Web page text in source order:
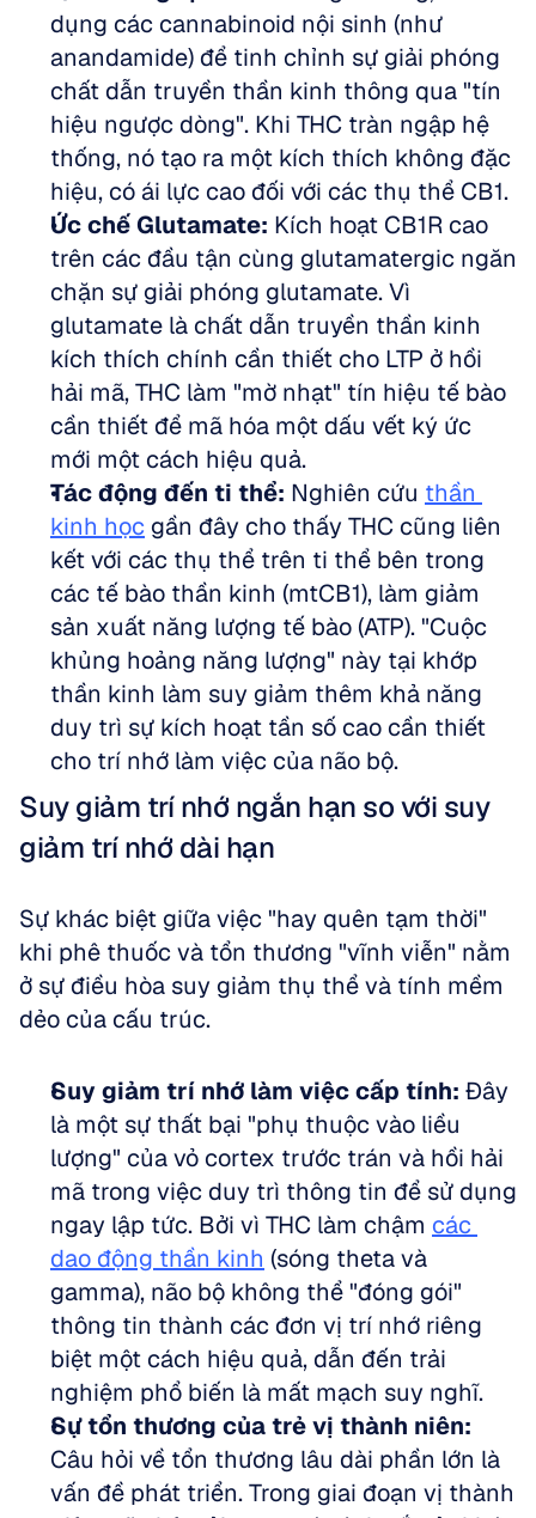
dụng các cannabinoid nội sinh (như
anandamide) để tinh chỉnh sự giải phóng
chất dẫn truyền thần kinh thông qua "tín
hiệu ngược dòng". Khi THC tràn ngập hệ
thống, nó tạo ra một kích thích không đặc
hiệu, có ái lực cao đối với các thụ thể CB1.
Ức chế Glutamate: Kích hoạt CB1R cao
trên các đầu tận cùng glutamatergic ngăn
chặn sự giải phóng glutamate. Vì
glutamate là chất dẫn truyền thần kinh
kích thích chính cần thiết cho LTP ở hồi
hải mã, THC làm "mờ nhạt" tín hiệu tế bào
cần thiết để mã hóa một dấu vết ký ức
mới một cách hiệu quả.
Tác động đến ti thể: Nghiên cứu thần
kinh học gần đây cho thấy THC cũng liên
kết với các thụ thể trên ti thể bên trong
các tế bào thần kinh (mtCB1), làm giảm
sản xuất năng lượng tế bào (ATP). "Cuộc
khủng hoảng năng lượng" này tại khớp
thần kinh làm suy giảm thêm khả năng
duy trì sự kích hoạt tần số cao cần thiết
cho trí nhớ làm việc của não bộ.
Suy giảm trí nhớ ngắn hạn so với suy
giảm trí nhớ dài hạn
Sự khác biệt giữa việc "hay quên tạm thời"
khi phê thuốc và tổn thương "vĩnh viễn" nằm
ở sự điều hòa suy giảm thụ thể và tính mềm
dẻo của cấu trúc.
Suy giảm trí nhớ làm việc cấp tính: Đây
là một sự thất bại "phụ thuộc vào liều
lượng" của vỏ cortex trước trán và hồi hải
mã trong việc duy trì thông tin để sử dụng
ngay lập tức. Bởi vì THC làm chậm các
dao động thần kinh (sóng theta và
gamma), não bộ không thể "đóng gói"
thông tin thành các đơn vị trí nhớ riêng
biệt một cách hiệu quả, dẫn đến trải
nghiệm phổ biến là mất mạch suy nghĩ.
Sự tổn thương của trẻ vị thành niên:
Câu hỏi về tổn thương lâu dài phần lớn là
vấn đề phát triển. Trong giai đoạn vị thành